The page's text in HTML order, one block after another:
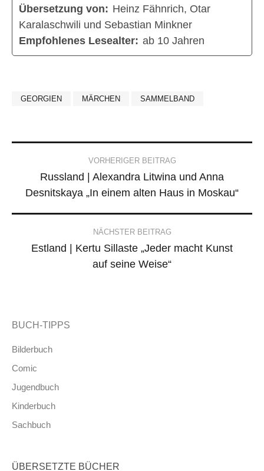
Übersetzung von: Heinz Fähnrich, Otar
Karalaschwili und Sebastian Minkner
Empfohlenes Lesealter: ab 10 Jahren
GEORGIEN MÄRCHEN SAMMELBAND
navigation
VORHERIGER BEITRAG
Russland | Alexandra Litwina und Anna
Desnitskaya „In einem alten Haus in Moskau“
NÄCHSTER BEITRAG
Estland | Kertu Sillaste „Jeder macht Kunst
auf seine Weise“
BUCH-TIPPS
Bilderbuch
Comic
Jugendbuch
Kinderbuch
Sachbuch
ÜBERSETZTE BÜCHER